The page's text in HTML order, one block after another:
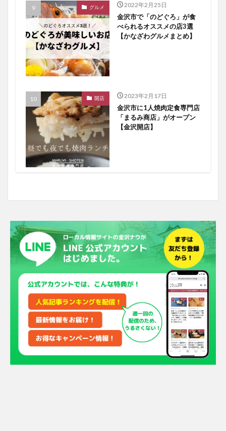
グルメ 2022年2月25日
金沢市で「のどぐろ」が食
べられるオススメの店3選
【かなざわグルメまとめ】
開店 2023年2月17日
金沢市に1人焼肉定食専門店
「まるみ商店」がオープン
【金沢開店】